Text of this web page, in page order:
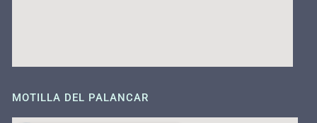
MOTILLA DEL PALANCAR